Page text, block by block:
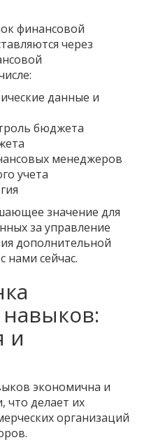
финансовой
через
данные и
бюджета
менеджеров
учета
значение для
за управление
дополнительной
нами сейчас.
и
экономична и
что делает их
организаций